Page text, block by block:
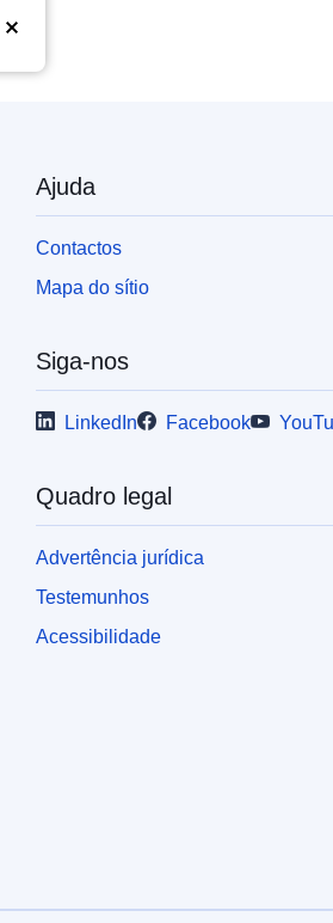
Ajuda
Contactos
Mapa do sítio
Siga-nos
LinkedIn Facebook
Quadro legal
Advertência jurídica
Testemunhos
Acessibilidade